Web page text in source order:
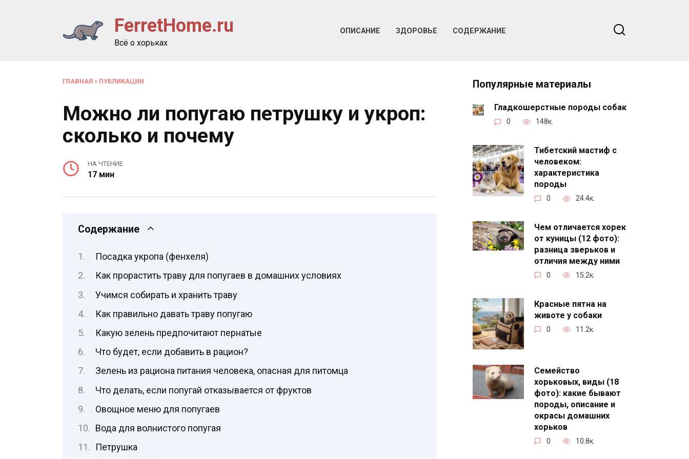
FerretHome.ru
Всё о хорьках
ОПИСАНИЕ ЗДОРОВЬЕ СОДЕРЖАНИЕ
ГЛАВНАЯ » ПУБЛИКАЦИИ
Можно ли попугаю петрушку и укроп:
сколько и почему
НА ЧТЕНИЕ
17 мин
Содержание
Посадка укропа (фенхеля)
Как прорастить траву для попугаев в домашних условиях
Учимся собирать и хранить траву
Как правильно давать траву попугаю
Какую зелень предпочитают пернатые
Что будет, если добавить в рацион?
Зелень из рациона питания человека, опасная для питомца
Что делать, если попугай отказывается от фруктов
Овощное меню для попугаев
Вода для волнистого попугая
Петрушка
Популярные материалы
Гладкошерстные породы собак
0 148к.
Тибетский мастиф с
человеком:
характеристика
породы
0 24.4к.
Чем отличается хорек
от куницы (12 фото):
разница зверьков и
отличия между ними
0 15.2к.
Красные пятна на
животе у собаки
0 11.2к.
Семейство
хорьковых, виды (18
фото): какие бывают
породы, описание и
окрасы домашних
хорьков
0 10.8к.